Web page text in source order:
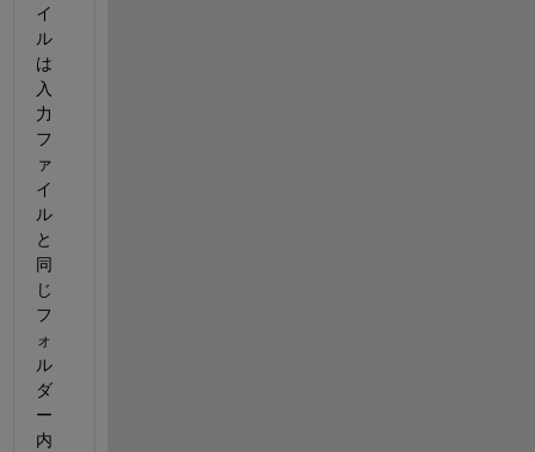
イ
ル
は
入
力
フ
ァ
イ
ル
と
同
じ
フ
ォ
ル
ダ
ー
内